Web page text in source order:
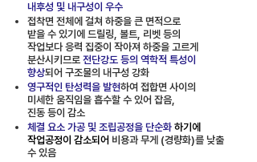
내후성 및 내구성이 우수
접착면 전체에 걸쳐 하중을 큰 면적으로
받을 수 있기에 드릴링, 볼트, 리벳 등의
작업보다 응력 집중이 작아져 하중을 고르게
분산시키므로 전단강도 등의 역학적 특성이
향상되어 구조물의 내구성 강화
영구적인 탄성력을 발현하여 접합면 사이의
미세한 움직임을 흡수할 수 있어 잡음,
진동 등이 감소
체결 요소 가공 및 조립공정을 단순화 하기에
작업공정이 감소되어 비용과 무게 (경량화)를 낮출
수 있음